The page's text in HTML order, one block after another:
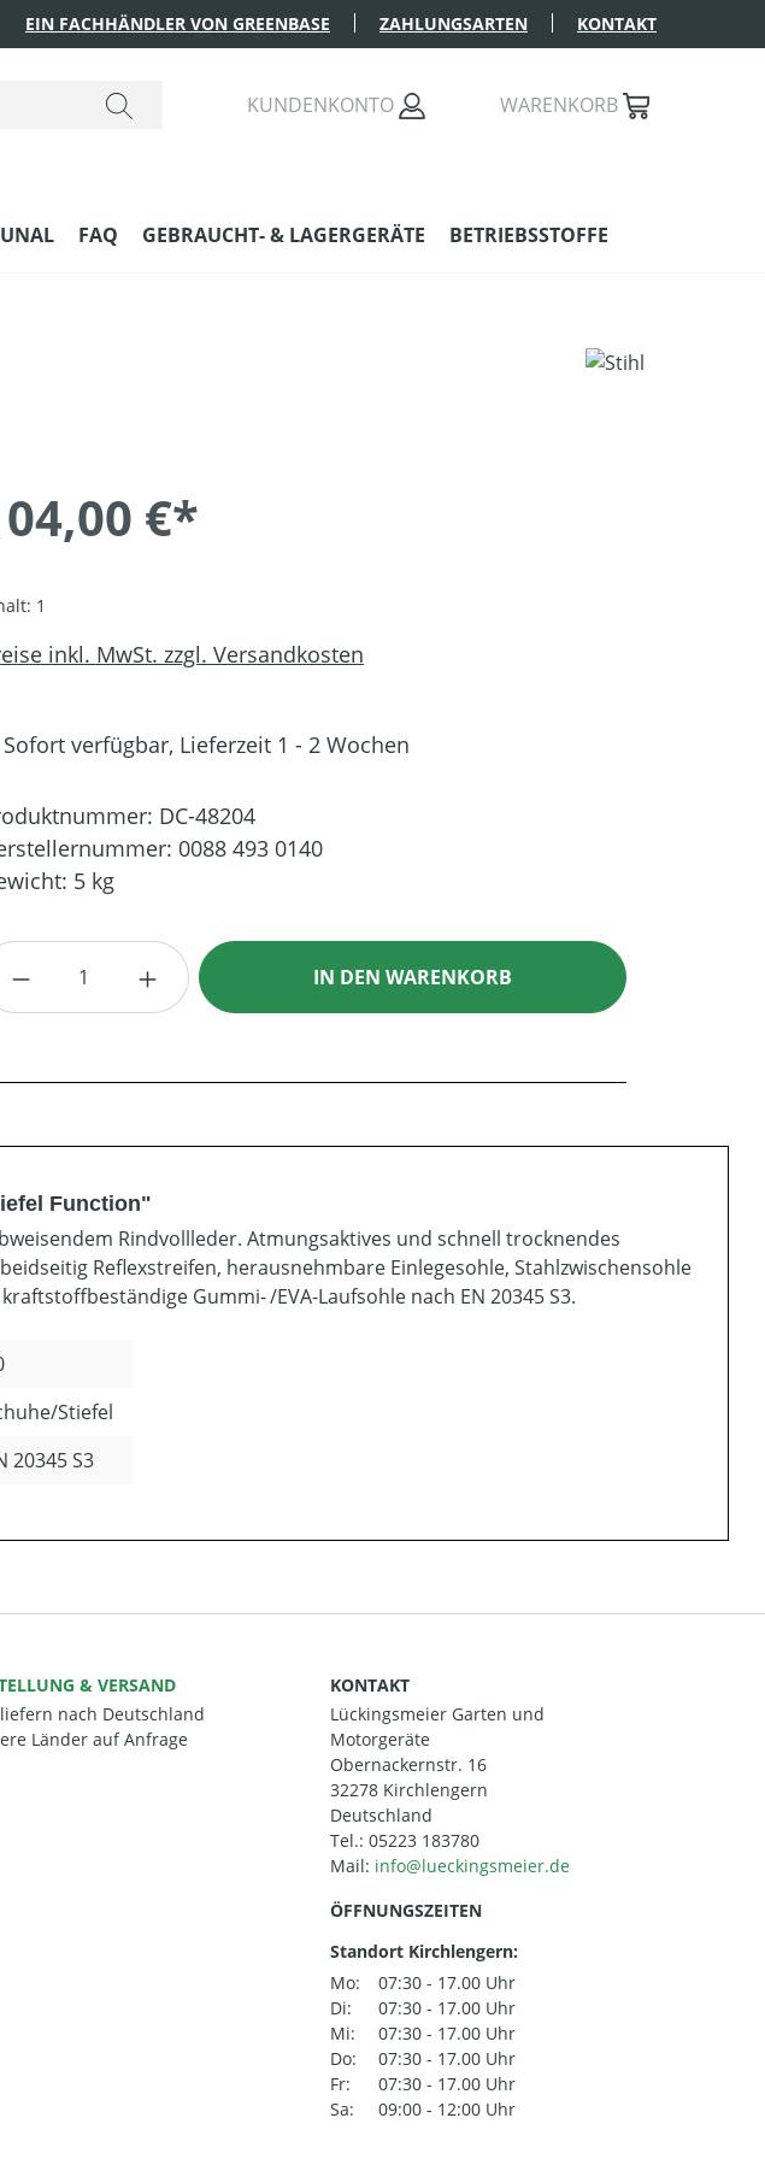
EIN FACHHÄNDLER VON GREENBASE ZAHLUNGSARTEN KONTAKT
KUNDENKONTO WARENKORB
FAQ GEBRAUCHT- & LAGERGERÄTE BETRIEBSSTOFFE
€*
1
inkl. MwSt. zzgl. Versandkosten
Sofort verfügbar, Lieferzeit 1 - 2 Wochen
DC-48204
0088 493 0140
5 kg
Anzahl: Gib den gewünschten Wert ein oder
IN DEN WARENKORB
Function"
Rindvollleder. Atmungsaktives und schnell trocknendes
Reflexstreifen, herausnehmbare Einlegesohle, Stahlzwischensohle
Gummi- /EVA-Laufsohle nach EN 20345 S3.
Stiefel
20345 S3
& VERSAND
nach Deutschland
Länder auf Anfrage
KONTAKT
Lückingsmeier Garten und
Motorgeräte
Obernackernstr. 16
32278 Kirchlengern
Deutschland
Tel.: 05223 183780
Mail:
ÖFFNUNGSZEITEN
Standort Kirchlengern:
Mo:
07:30 - 17.00 Uhr
Di:
07:30 - 17.00 Uhr
Mi:
07:30 - 17.00 Uhr
Do:
07:30 - 17.00 Uhr
Fr:
07:30 - 17.00 Uhr
Sa:
09:00 - 12:00 Uhr